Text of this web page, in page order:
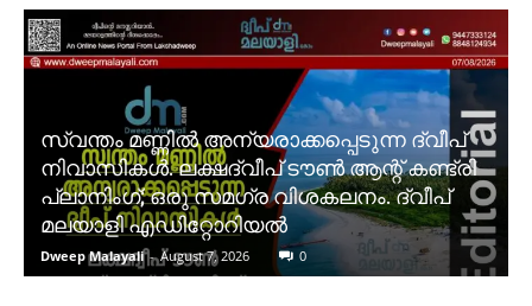
സ്വന്തം മണ്ണിൽ അന്യരാക്കപ്പെടുന്ന ദ്വീപ്
നിവാസികൾ. ലക്ഷദ്വീപ് ടൗൺ ആന്റ് കണ്ട്രി
പ്ലാനിംഗ്; ഒരു സമഗ്ര വിശകലനം. ദ്വീപ്
മലയാളി എഡിറ്റോറിയൽ
Dweep Malayali - August 7, 2026 0